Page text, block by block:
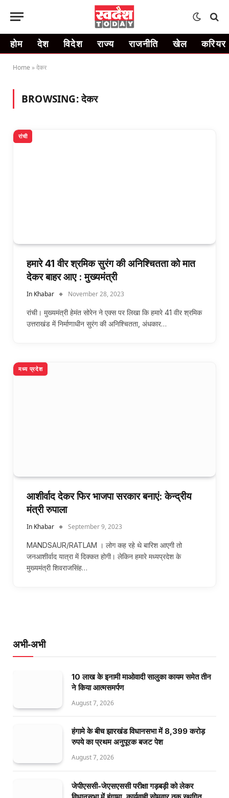
होम देश विदेश राज्य राजनीति खेल करियर
Home »देकर
BROWSING:देकर
रांची
हमारे 41 वीर श्रमिक सुरंग की अनिश्चितता को मात
देकर बाहर आए : मुख्यमंत्री
In Khabar November 28, 2023
रांची। मुख्यमंत्री हेमंत सोरेन ने एक्स पर लिखा कि हमारे 41 वीर श्रमिक
उत्तराखंड में निर्माणाधीन सुरंग की अनिश्चितता, अंधकार…
मध्य प्रदेश
आशीर्वाद देकर फिर भाजपा सरकार बनाएं: केन्द्रीय
मंत्री रुपाला
In Khabar September 9, 2023
MANDSAUR/RATLAM । लोग कह रहे थे बारिश आएगी तो
जनआशीर्वाद यात्रा में दिक्कत होगी। लेकिन हमारे मध्यप्रदेश के
मुख्यमंत्री शिवराजसिंह…
अभी-अभी
10 लाख के इनामी माओवादी सालुका कायम समेत तीन
ने किया आत्मसमर्पण
August 7, 2026
हंगामे के बीच झारखंड विधानसभा में 8,399 करोड़
रुपये का प्रथम अनुपूरक बजट पेश
August 7, 2026
जेपीएससी-जेएसएससी परीक्षा गड़बड़ी को लेकर